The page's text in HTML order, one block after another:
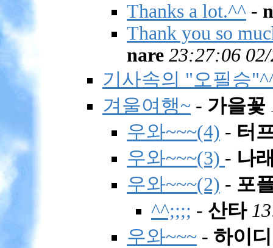
Thanks a lot.^^ -
Thank you so
nare 23:27:06
기사속의 "오필승
겨울여행~ - 가을꽃
우와~~~(4) - 터
우와~~~(3) - 나
우와~~~(2) - 포
^^;;;; - 산타
우와~~~ - 하이디